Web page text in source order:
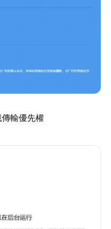
傳輸優先權